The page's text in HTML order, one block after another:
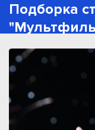
Подборка